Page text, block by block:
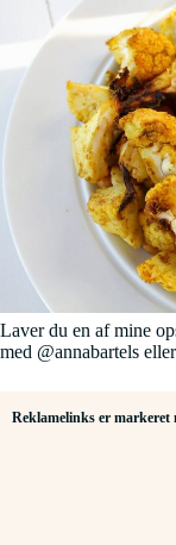
Laver du en af mine
med @annabartels
Reklamelinks er markeret